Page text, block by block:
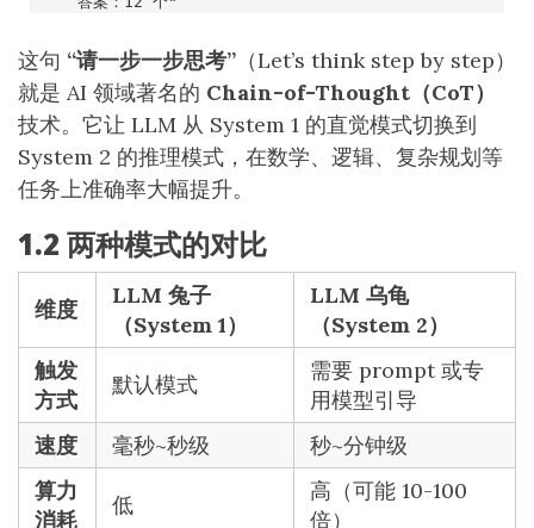
这句 “请一步一步思考” （Let’s think step by step）
就是 AI 领域著名的 Chain-of-Thought（CoT）
技术。它让 LLM 从 System 1 的直觉模式切换到
System 2 的推理模式，在数学、逻辑、复杂规划等
任务上准确率大幅提升。
1.2 两种模式的对比
维度
LLM 兔子
（System 1）
LLM 乌龟
（System 2）
触发
方式
默认模式
需要 prompt 或专
用模型引导
速度
毫秒~秒级
秒~分钟级
算力
消耗
低
高（可能 10-100
倍）